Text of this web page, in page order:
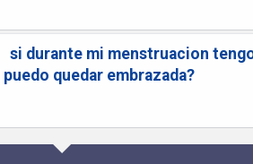
si durante mi menstruacion
puedo quedar embrazada?